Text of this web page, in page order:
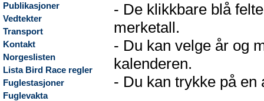
Publikasjoner
Vedtekter
Transport
Kontakt
Norgeslisten
Lista Bird Race regler
Fuglestasjoner
Fuglevakta
- De klikkbare blå
merketall.
- Du kan velge år og
kalenderen.
- Du kan trykke på en